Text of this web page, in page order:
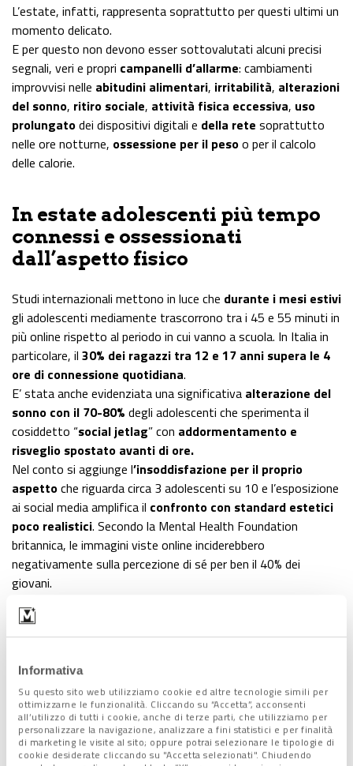
Informativa
Su questo sito web utilizziamo cookie ed altre tecnologie simili per
ottimizzarne le funzionalità. Cliccando su “Accetta”, acconsenti
all’utilizzo di tutti i cookie, anche di terze parti, che utilizziamo per
personalizzare la navigazione, analizzare a fini statistici e per finalità
di marketing le visite al sito; oppure potrai selezionare le tipologie di
cookie desiderate cliccando su "Accetta selezionati". Chiudendo
L’estate, infatti, rappresenta soprattutto per questi ultimi un
momento delicato.
E per questo non devono esser sottovalutati alcuni precisi
segnali, veri e propri campanelli d’allarme: cambiamenti
improvvisi nelle abitudini alimentari, irritabilità, alterazioni
del sonno, ritiro sociale, attività fisica eccessiva, uso
prolungatodei dispositivi digitali e della rete soprattutto
nelle ore notturne, ossessione per il pesoo per il calcolo
delle calorie.
In estate adolescenti più tempo
connessi e ossessionati
dall’aspetto fisico
Studi internazionali mettono in luce che durante i mesi estivi
gli adolescenti mediamente trascorrono tra i 45 e 55 minuti in
più online rispetto al periodo in cui vanno a scuola. In Italia in
particolare, il 30% dei ragazzi tra 12 e 17 anni supera le 4
ore di connessione quotidiana.
E’ stata anche evidenziata una significativa alterazione del
sonno con il 70-80% degli adolescenti che sperimenta il
cosiddetto “social jetlag” con addormentamento e
risveglio spostato avanti di ore.
Nel conto si aggiunge l’insoddisfazione per il proprio
aspettoche riguarda circa 3 adolescenti su 10 e l’esposizione
ai social media amplifica il confronto con standard estetici
poco realistici. Secondo la Mental Health Foundation
britannica, le immagini viste online inciderebbero
negativamente sulla percezione di sé per ben il 40% dei
giovani.
indipendentemente dalla stagione, dei
nutrizionee dell’alimentazione. Al bambin Gesù di Roma
60%, in particolare con +50% tra i bambini sotto i 10 anni e
nella fascia tra gli 11 e i 13.